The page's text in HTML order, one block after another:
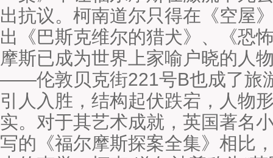
出抗议。柯南道尔只得在《空屋
出《巴斯克维尔的猎犬》、《恐
摩斯已成为世界上家喻户晓的人
——伦敦贝克街221号B也成了旅
引人入胜，结构起伏跌宕，人物
实。对于其艺术成就，英国著名
写的《福尔摩斯探案全集》相比